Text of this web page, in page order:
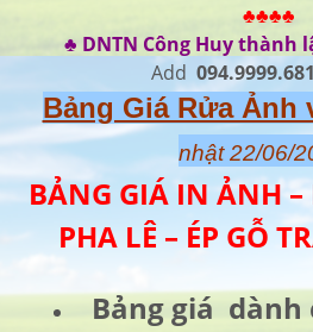
♣♣♣♣
♣ DNTN Công Huy thành
Add 094.9999.681
Bảng Giá Rửa Ảnh
nhật 22/06/
BẢNG GIÁ IN ẢNH –
PHA LÊ – ÉP GỖ
Bảng giá dành